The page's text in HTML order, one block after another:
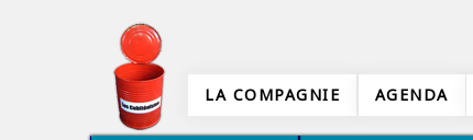
LA COMPAGNIE AGENDA